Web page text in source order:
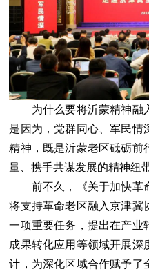
为什么要将沂蒙精神融
是因为，党群同心、军民情
精神，既是沂蒙老区砥砺前
量、携手共谋发展的精神纽
前不久，《关于加快革命
将支持革命老区融入京津冀
一项重要任务，提出在产业
成果转化应用等领域开展深
计，为深化区域合作赋予了